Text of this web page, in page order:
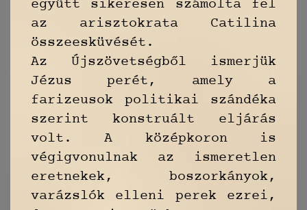
együtt sikeresen számolta fel
az arisztokrata Catilina
összeesküvését.
Az Újszövetségből ismerjük
Jézus perét, amely a
farizeusok politikai szándéka
szerint konstruált eljárás
volt. A középkoron is
végigvonulnak az ismeretlen
eretnekek, boszorkányok,
varázslók elleni perek ezrei,